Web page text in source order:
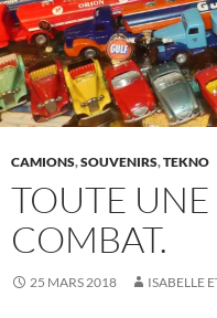
CAMIONS,SOUVENIRS,TEKNO
TOUTE
COMBAT.
25 MARS 2018 ISABELLE